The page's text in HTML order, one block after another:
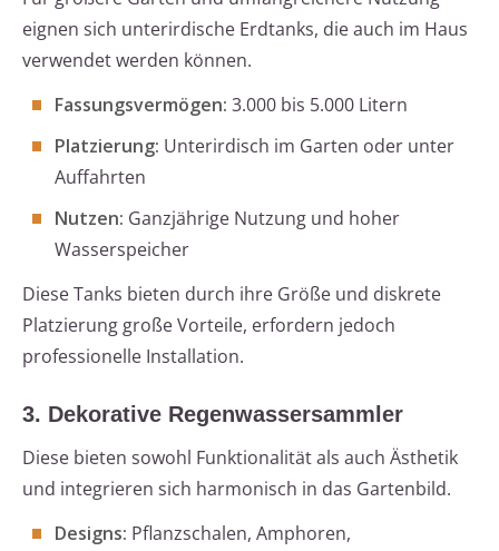
eignen sich unterirdische Erdtanks, die auch im Haus
verwendet werden können.
Fassungsvermögen: 3.000 bis 5.000 Litern
Platzierung: Unterirdisch im Garten oder unter
Auffahrten
Nutzen: Ganzjährige Nutzung und hoher
Wasserspeicher
Diese Tanks bieten durch ihre Größe und diskrete
Platzierung große Vorteile, erfordern jedoch
professionelle Installation.
3. Dekorative Regenwassersammler
Diese bieten sowohl Funktionalität als auch Ästhetik
und integrieren sich harmonisch in das Gartenbild.
Designs: Pflanzschalen, Amphoren,